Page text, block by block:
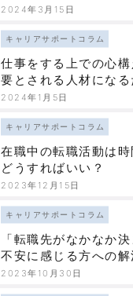
2024年3月15日
キャリアサポートコラム
仕事をする上での心
要とされる人材になる
2024年1月5日
キャリアサポートコラム
在職中の転職活動は時
どうすればいい？
2023年12月15日
キャリアサポートコラム
「転職先がなかなか
不安に感じる方への解
2023年10月30日